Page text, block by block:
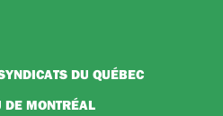
DU QUÉBEC
DE MONTRÉAL